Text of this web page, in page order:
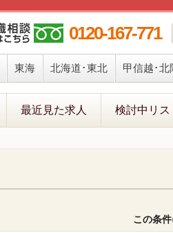
0120-167-771
東海 北海道･東北 甲信越･北
最近見た求人 検討中リス
この条